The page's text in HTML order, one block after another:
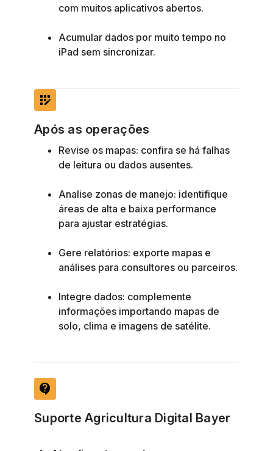
com muitos aplicativos abertos.
Acumular dados por muito tempo no
iPad sem sincronizar.
app_registration
Após as operações
Revise os mapas: confira se há falhas
de leitura ou dados ausentes.
Analise zonas de manejo: identifique
áreas de alta e baixa performance
para ajustar estratégias.
Gere relatórios: exporte mapas e
análises para consultores ou parceiros.
Integre dados: complemente
informações importando mapas de
solo, clima e imagens de satélite.
contact_support
Suporte Agricultura Digital Bayer